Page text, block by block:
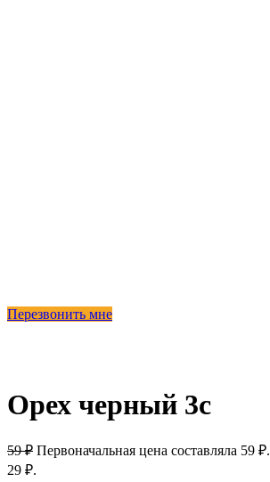
Перезвонить мне
Орех черный 3с
59₽ Первоначальная цена составляла 59 ₽.
29 ₽.